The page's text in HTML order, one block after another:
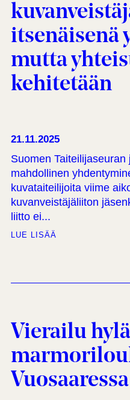
itsenäisenä
mutta
kehitetään
21.11.2025
Suomen
mahdollinen
kuvataiteilijoita viime
kuvanveistäjäliiton
liitto ei...
LUE LISÄÄ
Vierailu
Vuosaaressa